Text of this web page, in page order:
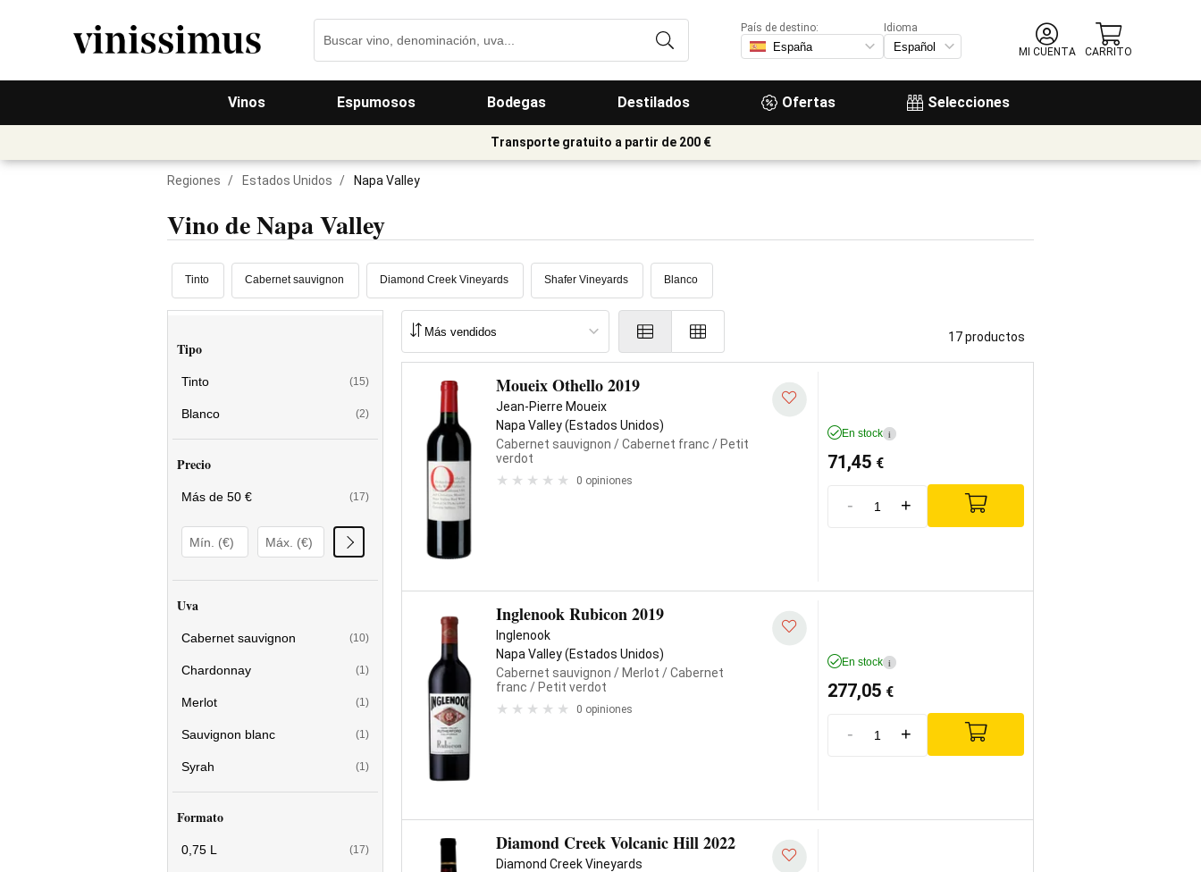
Vinos Espumosos Bodegas Destilados Ofertas Selecciones
País de destino:
Idioma
MI CUENTA
CARRITO
Transporte gratuito a partir de 200 €
Regiones / Estados Unidos / Napa Valley
Vino de Napa Valley
Tinto Cabernet sauvignon Diamond Creek Vineyards Shafer Vineyards Blanco
Tipo
Tinto (15)
Blanco (2)
Precio
Más de 50 € (17)
Uva
Cabernet sauvignon (10)
Chardonnay (1)
Merlot (1)
Sauvignon blanc (1)
Syrah (1)
Formato
0,75 L (17)
17 productos
Moueix Othello 2019
Jean-Pierre Moueix
Napa Valley (Estados Unidos)
Cabernet sauvignon / Cabernet franc / Petit
verdot
0 opiniones
En stock i
71,45 €
- +
Inglenook Rubicon 2019
Inglenook
Napa Valley (Estados Unidos)
Cabernet sauvignon / Merlot / Cabernet
franc / Petit verdot
0 opiniones
En stock i
277,05 €
- +
Diamond Creek Volcanic Hill 2022
Diamond Creek Vineyards